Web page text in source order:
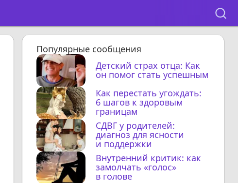
Популярные сообщения
Детский страх отца: Как
он помог стать успешным
Как перестать угождать:
6 шагов к здоровым
границам
СДВГ у родителей:
диагноз для ясности
и поддержки
Внутренний критик: как
замолчать «голос»
в голове